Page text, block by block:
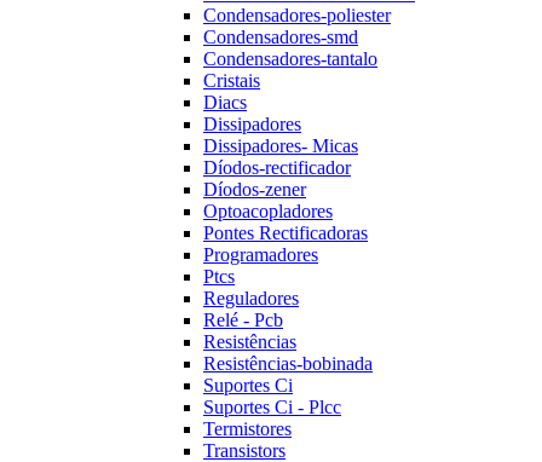
Condensadores-poliester
Condensadores-smd
Condensadores-tantalo
Cristais
Diacs
Dissipadores
Dissipadores- Micas
Díodos-rectificador
Díodos-zener
Optoacopladores
Pontes Rectificadoras
Programadores
Ptcs
Reguladores
Relé - Pcb
Resistências
Resistências-bobinada
Suportes Ci
Suportes Ci - Plcc
Termistores
Transistors